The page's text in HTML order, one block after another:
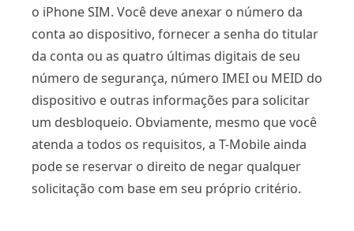
o iPhone SIM. Você deve anexar o número da
conta ao dispositivo, fornecer a senha do titular
da conta ou as quatro últimas digitais de seu
número de segurança, número IMEI ou MEID do
dispositivo e outras informações para solicitar
um desbloqueio. Obviamente, mesmo que você
atenda a todos os requisitos, a T-Mobile ainda
pode se reservar o direito de negar qualquer
solicitação com base em seu próprio critério.